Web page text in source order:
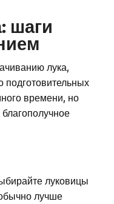
шаги
лука,
подготовительных
времени, но
луковицы
лучше